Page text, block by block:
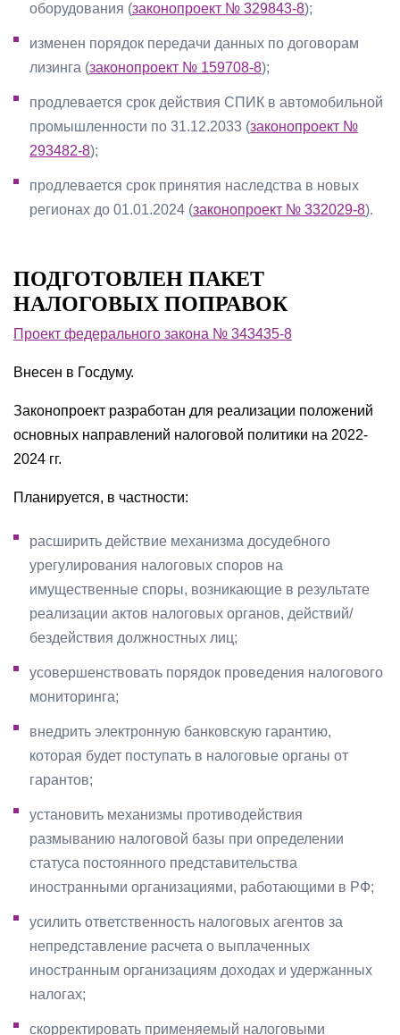
оборудования (законопроект № 329843-8);
изменен порядок передачи данных по договорам
лизинга (законопроект № 159708-8);
продлевается срок действия СПИК в автомобильной
промышленности по 31.12.2033 (законопроект №
293482-8);
продлевается срок принятия наследства в новых
регионах до 01.01.2024 (законопроект № 332029-8).
ПОДГОТОВЛЕН ПАКЕТ
НАЛОГОВЫХ ПОПРАВОК
Проект федерального закона № 343435-8
Внесен в Госдуму.
Законопроект разработан для реализации положений
основных направлений налоговой политики на 2022-
2024 гг.
Планируется, в частности:
расширить действие механизма досудебного
урегулирования налоговых споров на
имущественные споры, возникающие в результате
реализации актов налоговых органов, действий/
бездействия должностных лиц;
усовершенствовать порядок проведения налогового
мониторинга;
внедрить электронную банковскую гарантию,
которая будет поступать в налоговые органы от
гарантов;
установить механизмы противодействия
размыванию налоговой базы при определении
статуса постоянного представительства
иностранными организациями, работающими в РФ;
усилить ответственность налоговых агентов за
непредставление расчета о выплаченных
иностранным организациям доходах и удержанных
налогах;
скорректировать применяемый налоговыми